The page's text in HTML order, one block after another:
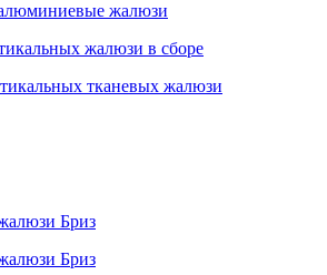
жалюзи
жалюзи в сборе
тканевых жалюзи
Бриз
Бриз